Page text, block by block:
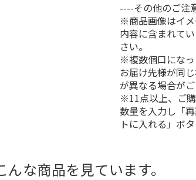
----その他のご注
※商品画像はイ
内容に含まれて
さい。
※複数個口にな
お届け先様が同
が異なる場合が
※11点以上、ご
数量を入力し「
トに入れる」ボ
な商品を見ています。